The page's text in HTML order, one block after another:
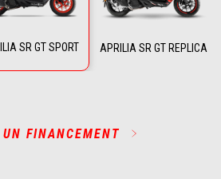
SR GT SPORT APRILIA SR GT REPLICA
FINANCEMENT